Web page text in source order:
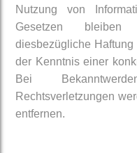
Nutzung von
Gesetzen
diesbezügliche
der Kenntnis einer
Bei
Rechtsverletzungen
entfernen.